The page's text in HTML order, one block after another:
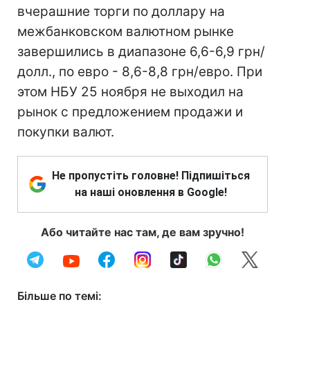
вчерашние торги по доллару на
межбанковском валютном рынке
завершились в диапазоне 6,6-6,9 грн/
долл., по евро - 8,6-8,8 грн/евро. При
этом НБУ 25 ноября не выходил на
рынок с предложением продажи и
покупки валют.
Не пропустіть головне! Підпишіться
на наші оновлення в Google!
Або читайте нас там, де вам зручно!
Більше по темі: